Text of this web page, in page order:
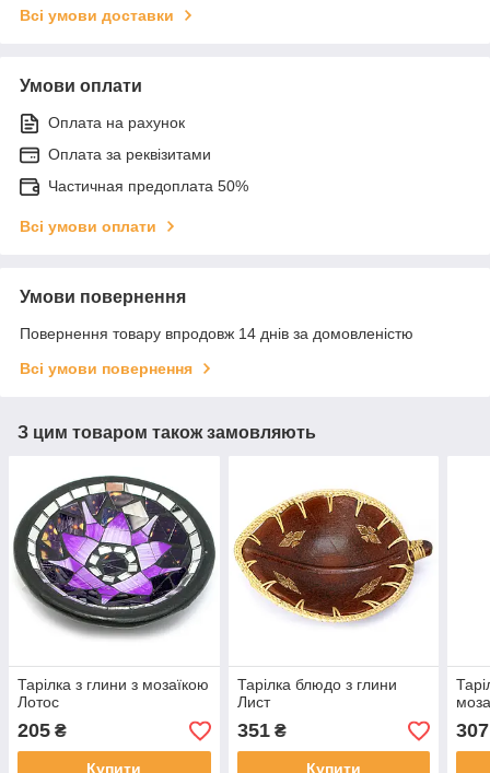
Всі умови доставки
Умови оплати
Оплата на рахунок
Оплата за реквізитами
Частичная предоплата 50%
Всі умови оплати
Умови повернення
Повернення товару впродовж 14 днів за домовленістю
Всі умови повернення
З цим товаром також замовляють
Тарілка з глини з мозаїкою
Лотос
205 ₴
Купити
Тарілка блюдо з глини
Лист
351₴
Купити
307